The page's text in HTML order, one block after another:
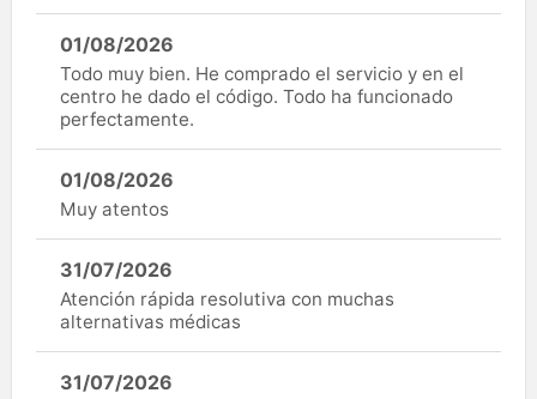
01/08/2026
Todo muy bien. He comprado el servicio y en el
centro he dado el código. Todo ha funcionado
perfectamente.
01/08/2026
Muy atentos
31/07/2026
Atención rápida resolutiva con muchas
alternativas médicas
31/07/2026